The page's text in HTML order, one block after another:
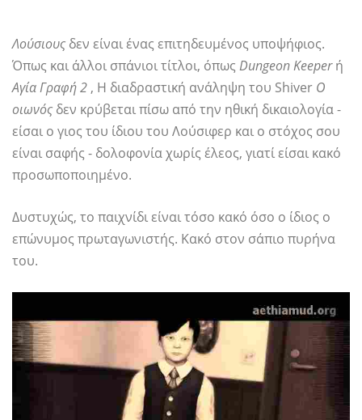
Λούσιους δεν είναι ένας επιτηδευμένος υποψήφιος.
Όπως και άλλοι σπάνιοι τίτλοι, όπως Dungeon Keeperή
Αγία Γραφή 2 , Η διαδραστική ανάληψη του Shiver Ο
οιωνός δεν κρύβεται πίσω από την ηθική δικαιολογία -
είσαι ο γιος του ίδιου του Λούσιφερ και ο στόχος σου
είναι σαφής - δολοφονία χωρίς έλεος, γιατί είσαι κακό
προσωποποιημένο.
Δυστυχώς, το παιχνίδι είναι τόσο κακό όσο ο ίδιος ο
επώνυμος πρωταγωνιστής. Κακό στον σάπιο πυρήνα
του.